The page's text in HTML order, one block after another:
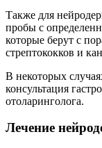
Также для
пробы с
которые берут с
стрептококков и
В некоторых
консультация
отоларинголога.
Лечение